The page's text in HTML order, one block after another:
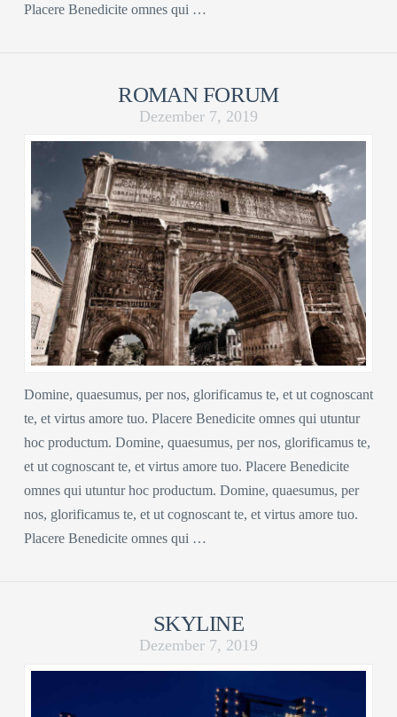
Placere Benedicite omnes qui …
ROMAN FORUM
Dezember 7, 2019
Domine, quaesumus, per nos, glorificamus te, et ut cognoscant
te, et virtus amore tuo. Placere Benedicite omnes qui utuntur
hoc productum. Domine, quaesumus, per nos, glorificamus te,
et ut cognoscant te, et virtus amore tuo. Placere Benedicite
omnes qui utuntur hoc productum. Domine, quaesumus, per
nos, glorificamus te, et ut cognoscant te, et virtus amore tuo.
Placere Benedicite omnes qui …
SKYLINE
Dezember 7, 2019